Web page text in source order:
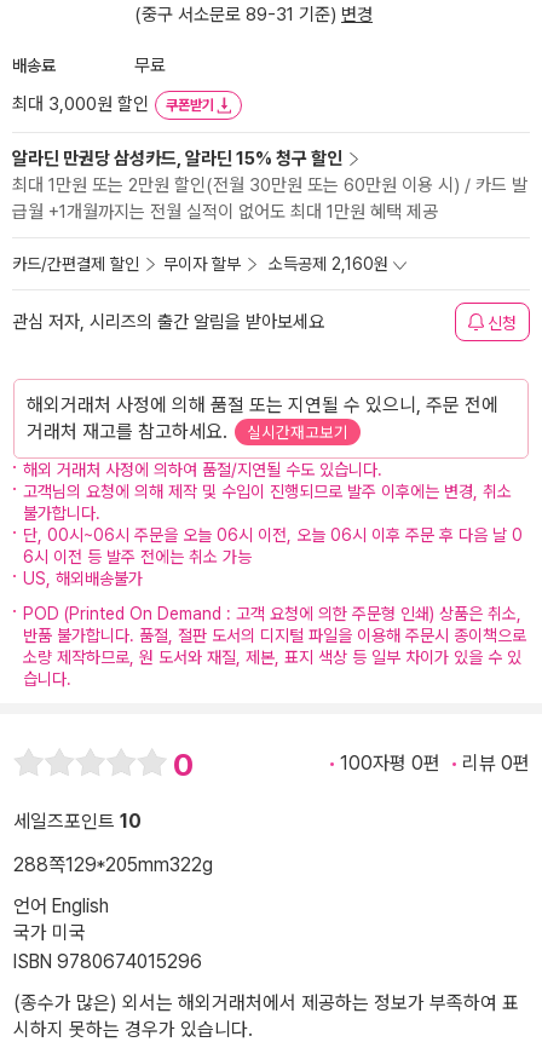
(중구 서소문로 89-31 기준) 변경
배송료
무료
최대 3,000원 할인
쿠폰받기
알라딘 만권당 삼성카드, 알라딘 15% 청구 할인
최대 1만원 또는 2만원 할인(전월 30만원 또는 60만원 이용 시) / 카드 발
급월 +1개월까지는 전월 실적이 없어도 최대 1만원 혜택 제공
카드/간편결제 할인 무이자 할부 소득공제 2,160원
관심 저자, 시리즈의 출간 알림을 받아보세요 신청
해외거래처 사정에 의해 품절 또는 지연될 수 있으니, 주문 전에
거래처 재고를 참고하세요.
실시간재고보기
해외 거래처 사정에 의하여 품절/지연될 수도 있습니다.
고객님의 요청에 의해 제작 및 수입이 진행되므로 발주 이후에는 변경, 취소
불가합니다.
단, 00시~06시 주문을 오늘 06시 이전, 오늘 06시 이후 주문 후 다음 날 0
6시 이전 등 발주 전에는 취소 가능
US, 해외배송불가
POD (Printed On Demand : 고객 요청에 의한 주문형 인쇄) 상품은 취소,
반품 불가합니다. 품절, 절판 도서의 디지털 파일을 이용해 주문시 종이책으로
소량 제작하므로, 원 도서와 재질, 제본, 표지 색상 등 일부 차이가 있을 수 있
습니다.
0 100자평 0편 리뷰 0편
세일즈포인트 10
288쪽129*205mm322g
언어 English
국가 미국
ISBN 9780674015296
(종수가 많은) 외서는 해외거래처에서 제공하는 정보가 부족하여 표
시하지 못하는 경우가 있습니다.